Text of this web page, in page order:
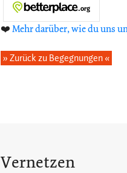
❤️Mehr darüber, wie du uns
» Zurück zu Begegnungen «
Vernetzen